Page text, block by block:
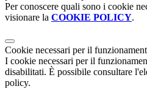
Per conoscere quali sono i cookie
visionare la COOKIE POLICY.
Cookie necessari per il
I cookie necessari per il
disabilitati. È possibile consultare
policy.